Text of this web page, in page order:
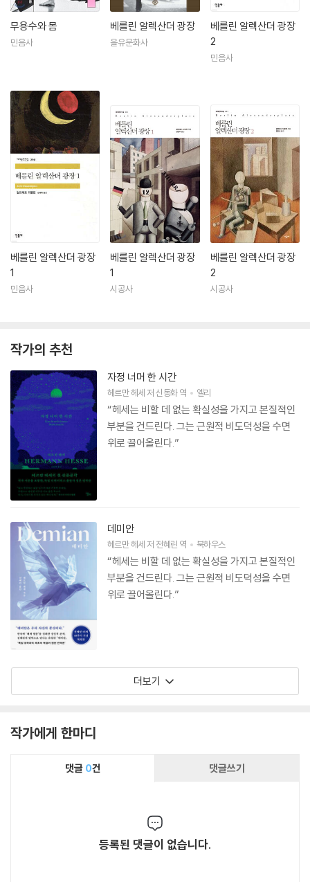
을 통해 동시대 소설을 경신했던 그의 작품들은 여전히 독일 근대문학의
가장 중요한 작품들로 평가 받고 있다. 특히 영화에 견줄 만한 몽타주 기법,
연상법, 일상어로 이루어진 대화, 의식의 흐름 등 소설 기법의 일대 혁신을
이룬 〈베를린 알렉산더 광장〉은 대도시를 현대의 바빌론으로 묘사한 표현
우세라의 마을 묘지에 묻혔다.
무용수와 몸
민음사
베를린 알렉산더 광장
을유문화사
베를린 알렉산더 광장
2
민음사
베를린 알렉산더 광장
1
민음사
베를린 알렉산더 광장
1
시공사
베를린 알렉산더 광장
2
시공사
작가의 추천
자정 너머 한 시간
헤르만 헤세저신동화역 엘리
“헤세는 비할 데 없는 확실성을 가지고 본질적인
부분을 건드린다. 그는 근원적 비도덕성을 수면
위로 끌어올린다.”
데미안
헤르만 헤세저 전혜린 역 북하우스
“헤세는 비할 데 없는 확실성을 가지고 본질적인
부분을 건드린다. 그는 근원적 비도덕성을 수면
위로 끌어올린다.”
더보기
작가에게 한마디
댓글 0건 댓글쓰기
등록된 댓글이 없습니다.